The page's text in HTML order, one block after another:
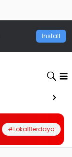
Install
#LokalBerdaya